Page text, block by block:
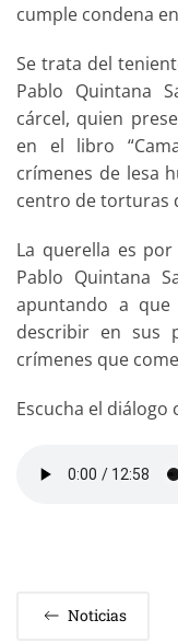
cumple condena
Se trata del
Pablo Quintana
cárcel, quien
en el libro
crímenes de lesa
centro de torturas
La querella es
Pablo Quintana
apuntando a
describir en sus
crímenes que
Escucha el diálogo
Noticias